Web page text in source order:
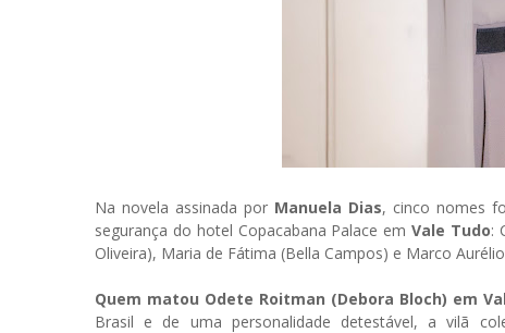
Na novela assinada por Manuela Dias, cinco nomes
segurança do hotel Copacabana Palace emVale Tudo:
Oliveira), Maria de Fátima (Bella Campos) e Marco
Quem matou Odete Roitman (Debora Bloch) em
Brasil e de uma personalidade detestável, a vilã